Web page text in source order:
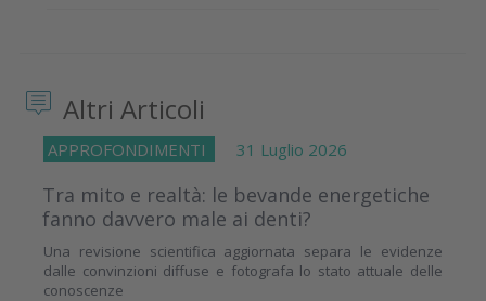
Altri Articoli
APPROFONDIMENTI 31 Luglio 2026
Tra mito e realtà: le bevande energetiche
fanno davvero male ai denti?
Una revisione scientifica aggiornata separa le evidenze
dalle convinzioni diffuse e fotografa lo stato attuale delle
conoscenze